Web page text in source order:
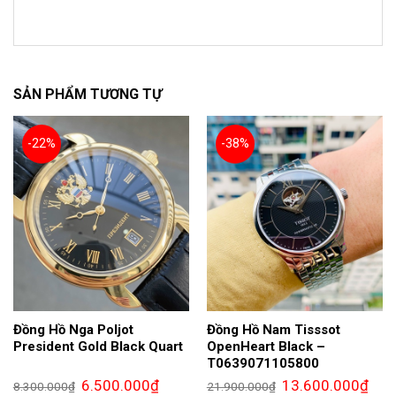
SẢN PHẨM TƯƠNG TỰ
-22%
Đồng Hồ Nga Poljot
President Gold Black Quart
8.300.000₫ Giá
6.500.000₫Giá
-38%
Đồng Hồ Nam Tisssot
OpenHeart Black –
T0639071105800
21.900.000₫ Giá
13.600.000₫Giá